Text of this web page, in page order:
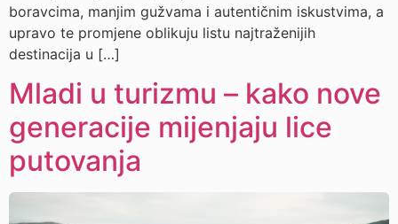
boravcima, manjim gužvama i autentičnim iskustvima, a
upravo te promjene oblikuju listu najtraženijih
destinacija u […]
Mladi u turizmu – kako nove
generacije mijenjaju lice
putovanja